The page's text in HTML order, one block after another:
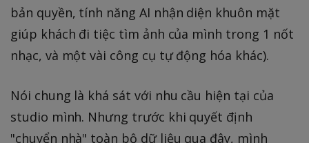
bản quyền, tính năng AI nhận diện khuôn mặt
giúp khách đi tiệc tìm ảnh của mình trong 1 nốt
nhạc, và một vài công cụ tự động hóa khác).
Nói chung là khá sát với nhu cầu hiện tại của
studio mình. Nhưng trước khi quyết định
"chuyển nhà" toàn bộ dữ liệu qua đây, mình